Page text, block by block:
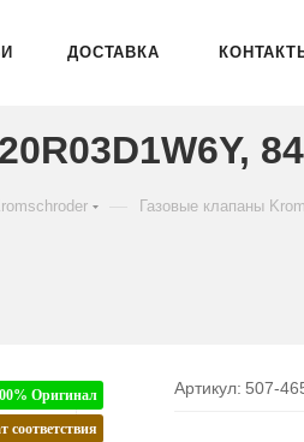
ДОСТАВКА
Газовые клапаны
Оригинал
соответствия
Артикул: 507-